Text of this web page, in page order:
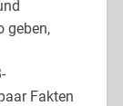
geben,
Fakten